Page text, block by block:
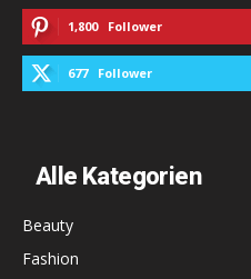
1,800 Follower
677 Follower
Alle Kategorien
Beauty
Fashion